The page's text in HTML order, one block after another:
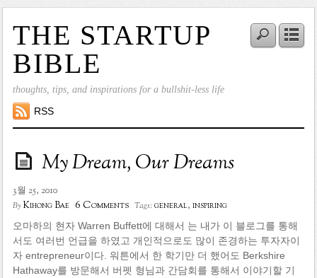
THE STARTUP
BIBLE
thoughts, tips, and inspirations for a bullshit-less life
RSS
My Dream, Our Dreams
3월 25, 2010
ByKihong Bae 6 Comments Tags:general, inspiring
오마하의 현자 Warren Buffett에 대해서 는 내가 이 블로그를 통해
서도 여러번 언급을 하였고 개인적으로도 많이 존경하는 투자자이
자 entrepreneur이다. 워튼에서 한 학기만 더 했어도 Berkshire
Hathaway를 방문해서 버펫 형님과 간담회를 통해서 이야기할 기